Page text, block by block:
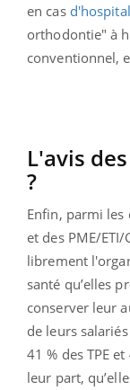
en cas
orthodontie" à
conventionnel,
L'avis
?
Enfin, parmi les
et des PME/
librement
santé qu’elles
conserver leur
de leurs salariés
41 % des TPE
leur part,